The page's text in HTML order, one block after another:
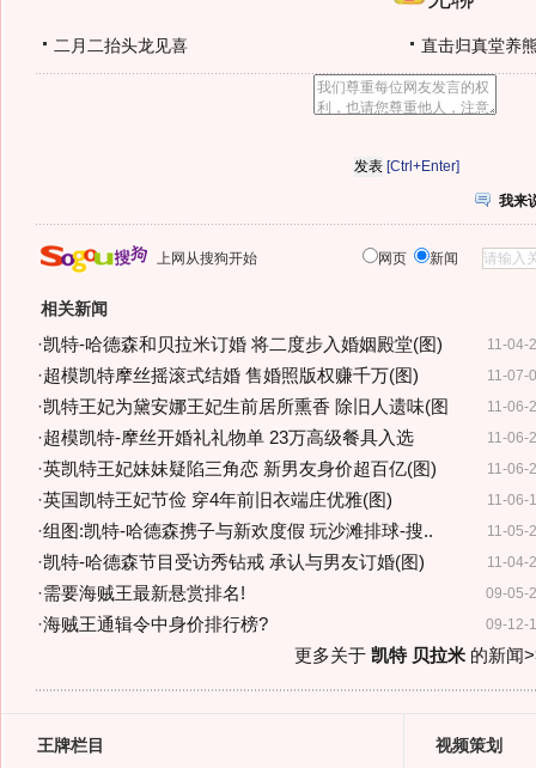
二月二抬头龙见喜 直击归真堂养
[Ctrl+Enter]
我来
上网从搜狗开始 网页 新闻
相关新闻
11-04-
·凯特-哈德森和贝拉米订婚 将二度步入婚姻殿堂(图)
11-07-
·超模凯特摩丝摇滚式结婚 售婚照版权赚千万(图)
11-06-
·凯特王妃为黛安娜王妃生前居所熏香 除旧人遗味(图
11-06-
·超模凯特-摩丝开婚礼礼物单 23万高级餐具入选
11-06-
·英凯特王妃妹妹疑陷三角恋 新男友身价超百亿(图)
11-06-
·英国凯特王妃节俭 穿4年前旧衣端庄优雅(图)
11-05-
·组图:凯特-哈德森携子与新欢度假 玩沙滩排球-搜..
11-04-
·凯特-哈德森节目受访秀钻戒 承认与男友订婚(图)
09-05-
·需要海贼王最新悬赏排名!
09-12-
·海贼王通辑令中身价排行榜?
更多关于 凯特 贝拉米的新闻
王牌栏目 视频策划